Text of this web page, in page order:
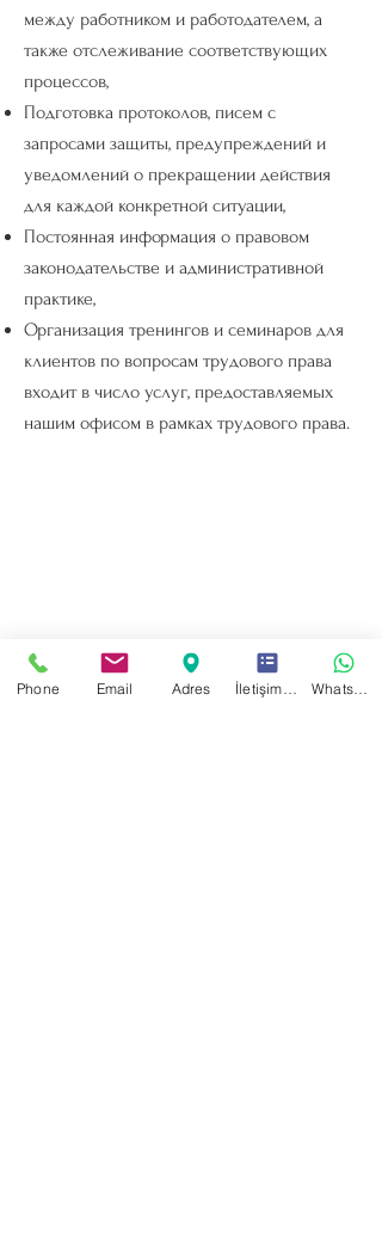
между работником и работодателем, а
также отслеживание соответствующих
процессов,
Подготовка протоколов, писем с
запросами защиты, предупреждений и
уведомлений о прекращении действия
для каждой конкретной ситуации,
Постоянная информация о правовом
законодательстве и административной
практике,
Организация тренингов и семинаров для
клиентов по вопросам трудового права
входит в число услуг, предоставляемых
нашим офисом в рамках трудового права.
Phone Email Adres